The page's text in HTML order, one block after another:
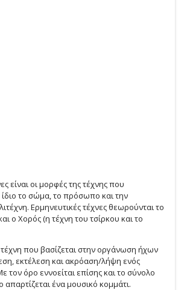
είναι οι μορφές της τέχνης που
το σώμα, το πρόσωπο και την
Ερμηνευτικές τέχνες θεωρούνται το
ο Χορός (η τέχνη του τσίρκου και το
που βασίζεται στην οργάνωση ήχων
εκτέλεση και ακρόαση/λήψη ενός
τον όρο εννοείται επίσης και το σύνολο
ένα μουσικό κομμάτι.